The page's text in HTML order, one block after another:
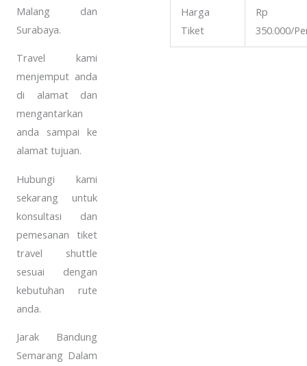
Malang dan
Surabaya.
Travel kami
menjemput anda
di alamat dan
mengantarkan
anda sampai ke
alamat tujuan.
Hubungi kami
sekarang untuk
konsultasi dan
pemesanan tiket
travel shuttle
sesuai dengan
kebutuhan rute
anda.
Jarak Bandung
Semarang Dalam
Harga
Tiket
Rp
350.000/